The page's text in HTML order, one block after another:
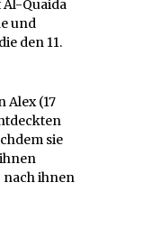
Al-Quaida
und
den 11.
Alex (17
sie
nach ihnen